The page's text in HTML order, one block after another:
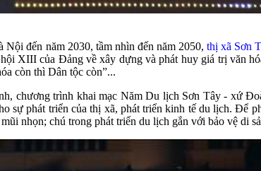
đến năm 2030, tầm nhìn đến năm 2050,thị xã Sơn
XIII của Đảng về xây dựng và phát huy giá trị văn
còn thì Dân tộc còn”...
chương trình khai mạc Năm Du lịch Sơn Tây - xứ
phát triển của thị xã, phát triển kinh tế du lịch. Để
nhọn; chú trong phát triển du lịch gắn với bảo vệ di